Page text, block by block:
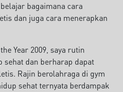
bagaimana cara
dan juga cara menerapkan
Year 2009, saya rutin
sehat dan berharap dapat
Rajin berolahraga di gym
sehat ternyata berdampak